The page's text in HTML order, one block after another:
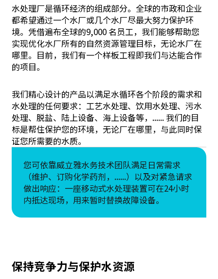
水处理厂是循环经济的组成部分。全球的市政和企业
都希望通过一个水厂或几个水厂尽最大努力保护环
境。凭借遍布全球的9,000 名员工，我们能够帮助您
实现优化水厂所有的自然资源管理目标，无论水厂在
哪里。目前，我们有一个样板工程即我们与达能合作
的项目。
我们精心设计的产品以满足水循环各个阶段的需求和
水处理的任何要求：工艺水处理、饮用水处理、污水
处理、脱盐、陆上设备、海上设备等，...... 我们的目
标是帮住保护您的环境，无论厂在哪里，与此同时保
证您所需要的水质。
您可依靠威立雅水务技术团队满足日常需求
（维护、订购化学药剂，......）以及对紧急请求
做出响应：一座移动式水处理装置可在24小时
内抵达现场，用来暂时替换故障设备。
保持竞争力与保护水资源